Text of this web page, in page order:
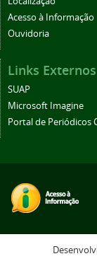
Acesso à Informação
Ouvidoria
Links Externos
SUAP
Microsoft Imagine
Portal de Periódicos